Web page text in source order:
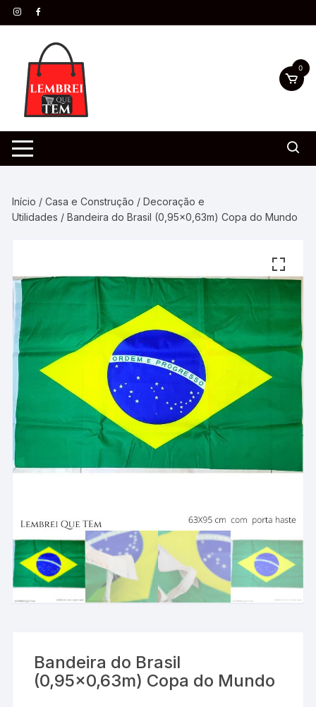
0
Início /Casa e Construção /Decoração e
Utilidades / Bandeira do Brasil (0,95×0,63m) Copa do Mundo
Bandeira do Brasil
(0,95×0,63m) Copa do Mundo